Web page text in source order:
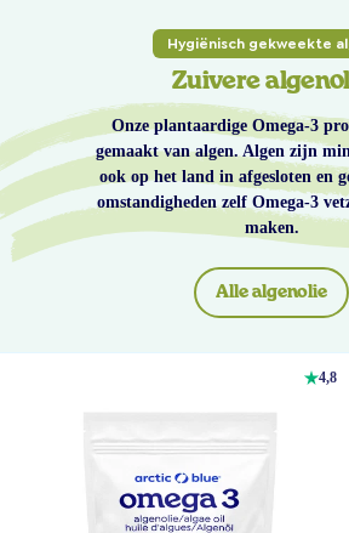
Hygiënisch gekweekte
Zuivere
Onze plantaardige Omega-3
gemaakt van algen. Algen zijn
ook op het land in afgesloten en
omstandigheden zelf Omega-3
maken.
Alle algenolie
4,8